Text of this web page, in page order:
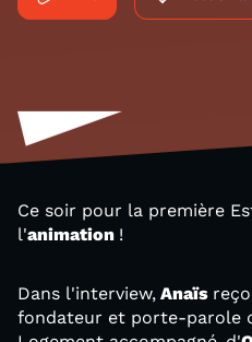
Ce soir pour la première
l'animation !
Dans l'interview, Anaïs
fondateur et porte-parole